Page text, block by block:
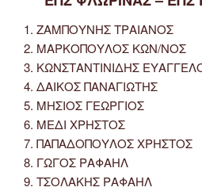
1. ΖΑΜΠΟΥΝΗΣ ΤΡΑΙΑΝΟΣ
2. ΜΑΡΚΟΠΟΥΛΟΣ ΚΩΝ/ΝΟΣ
3. ΚΩΝΣΤΑΝΤΙΝΙΔΗΣ
4. ΔΑΙΚΟΣ ΠΑΝΑΓΙΩΤΗΣ
5. ΜΗΣΙΟΣ ΓΕΩΡΓΙΟΣ
6. ΜΕΔΙ ΧΡΗΣΤΟΣ
7. ΠΑΠΑΔΟΠΟΥΛΟΣ ΧΡΗΣΤΟΣ
8. ΓΩΓΟΣ ΡΑΦΑΗΛ
9. ΤΣΟΛΑΚΗΣ ΡΑΦΑΗΛ